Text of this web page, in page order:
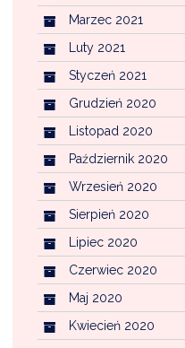
Marzec 2021
Luty 2021
Styczeń 2021
Grudzień 2020
Listopad 2020
Październik 2020
Wrzesień 2020
Sierpień 2020
Lipiec 2020
Czerwiec 2020
Maj 2020
Kwiecień 2020